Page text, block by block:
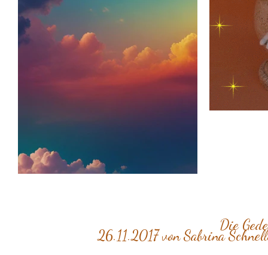
Die
26.11.2017 von Sabrina